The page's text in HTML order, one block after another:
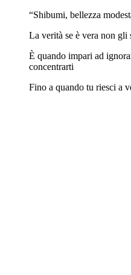
“Shibumi, bellezza
La verità se è vera non gli
È quando impari ad
concentrarti
Fino a quando tu riesci a